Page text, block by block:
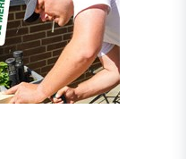
klar til aften kanotur på